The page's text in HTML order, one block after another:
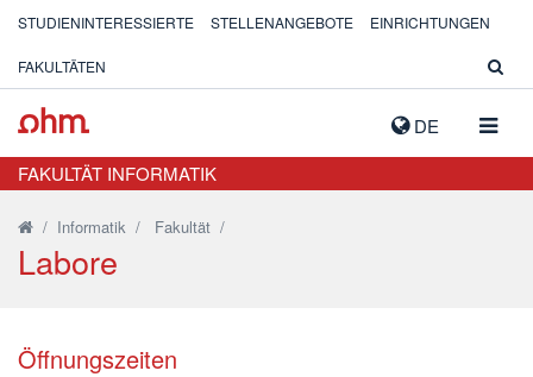
DE
STUDIENINTERESSIERTE STELLENANGEBOTE EINRICHTUNGEN
FAKULTÄTEN
FAKULTÄT INFORMATIK
/ Informatik / Fakultät /
Labore
Öffnungszeiten